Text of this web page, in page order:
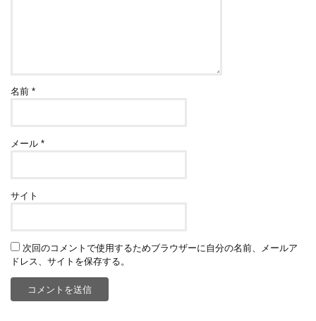
名前*
メール*
サイト
次回のコメントで使用するためブラウザーに自分の名前、メールア
ドレス、サイトを保存する。